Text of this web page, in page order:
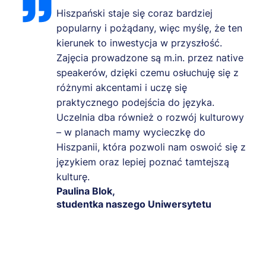
Hiszpański staje się coraz bardziej
popularny i pożądany, więc myślę, że ten
kierunek to inwestycja w przyszłość.
Zajęcia prowadzone są m.in. przez native
speakerów, dzięki czemu osłuchuję się z
różnymi akcentami i uczę się
praktycznego podejścia do języka.
Uczelnia dba również o rozwój kulturowy
– w planach mamy wycieczkę do
Hiszpanii, która pozwoli nam oswoić się z
językiem oraz lepiej poznać tamtejszą
kulturę.
Paulina Blok,
studentka naszego Uniwersytetu